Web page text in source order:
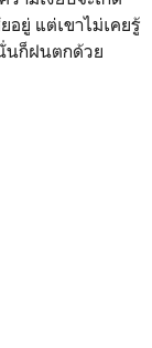
ยู่ แต่เขาไม่เคยรู้
นก็ฝนตกด้วย